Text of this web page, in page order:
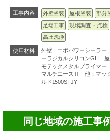
工事内容 外壁塗装 屋根塗装
部分
足場工事
現場調査・点検
高圧洗浄
使用材料
外壁：エポパワーシーラー
ーラジカルシリコンGH 屋
モテックメタルプライマー
マルチエースⅡ 他：マッ
ルド1500SI-JY
同じ地域の施工事